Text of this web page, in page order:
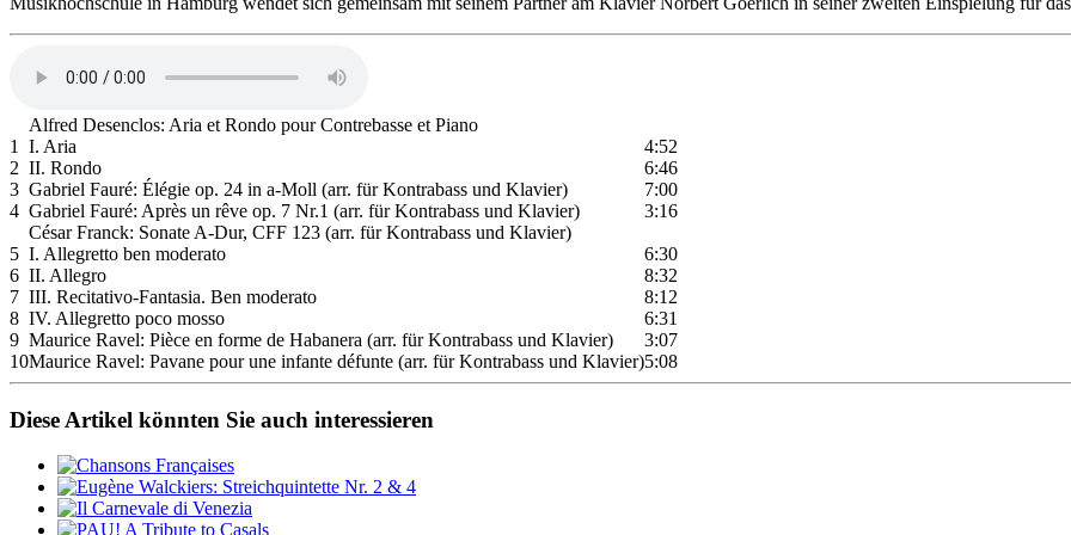
Alfred Desenclos: Aria et Rondo pour Contrebasse et Piano
1
I. Aria
4:52
2 II. Rondo
6:46
3 Gabriel Fauré: Élégie op. 24 in a-Moll (arr. für Kontrabass und Klavier)
7:00
4 Gabriel Fauré: Après un rêve op. 7 Nr.1 (arr. für Kontrabass und Klavier)
3:16
César Franck: Sonate A-Dur, CFF 123 (arr. für Kontrabass und Klavier)
5 I. Allegretto ben moderato
6:30
6 II. Allegro
8:32
7 III. Recitativo-Fantasia. Ben moderato
8:12
8 IV. Allegretto poco mosso
6:31
9 Maurice Ravel: Pièce en forme de Habanera (arr. für Kontrabass und Klavier)
3:07
10Maurice Ravel: Pavane pour une infante défunte (arr. für Kontrabass und Klavier)5:08
Diese Artikel könnten Sie auch interessieren